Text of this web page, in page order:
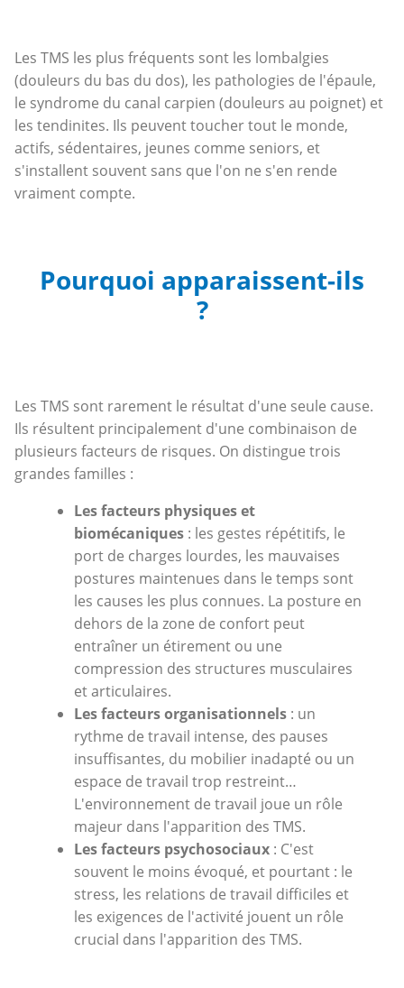
Les TMS les plus fréquents sont les lombalgies
(douleurs du bas du dos), les pathologies de l'épaule,
le syndrome du canal carpien (douleurs au poignet) et
les tendinites. Ils peuvent toucher tout le monde,
actifs, sédentaires, jeunes comme seniors, et
s'installent souvent sans que l'on ne s'en rende
vraiment compte.
Pourquoi apparaissent-ils
?
Les TMS sont rarement le résultat d'une seule cause.
Ils résultent principalement d'une combinaison de
plusieurs facteurs de risques. On distingue trois
grandes familles :
Les facteurs physiques et
biomécaniques: les gestes répétitifs, le
port de charges lourdes, les mauvaises
postures maintenues dans le temps sont
les causes les plus connues. La posture en
dehors de la zone de confort peut
entraîner un étirement ou une
compression des structures musculaires
et articulaires.
Les facteurs organisationnels: un
rythme de travail intense, des pauses
insuffisantes, du mobilier inadapté ou un
espace de travail trop restreint…
L'environnement de travail joue un rôle
majeur dans l'apparition des TMS.
Les facteurs psychosociaux: C'est
souvent le moins évoqué, et pourtant : le
stress, les relations de travail difficiles et
les exigences de l'activité jouent un rôle
crucial dans l'apparition des TMS.